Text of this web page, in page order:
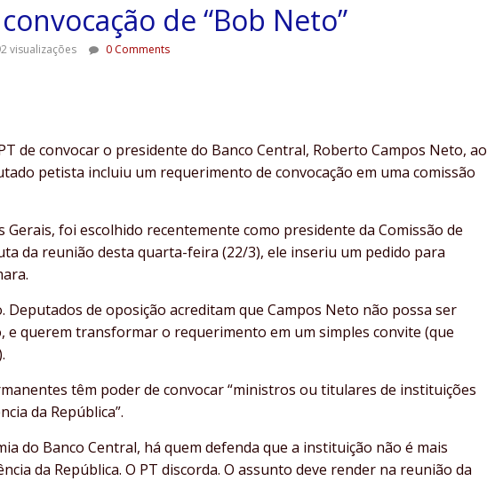
de “Bob Neto”
visualizações 0 Comments
de convocar o presidente do Banco Central, Roberto Campos Neto, ao
petista incluiu um requerimento de convocação em uma comissão
Gerais, foi escolhido recentemente como presidente da Comissão de
da reunião desta quarta-feira (22/3), ele inseriu um pedido para
Deputados de oposição acreditam que Campos Neto não possa ser
e querem transformar o requerimento em um simples convite (que
têm poder de convocar “ministros ou titulares de instituições
da República”.
do Banco Central, há quem defenda que a instituição não é mais
da República. O PT discorda. O assunto deve render na reunião da